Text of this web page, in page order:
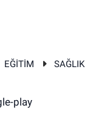
EĞİTİM
SAĞLIK